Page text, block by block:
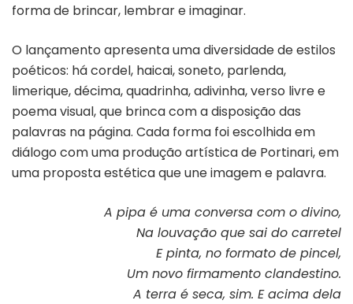
forma de brincar, lembrar e imaginar.
O lançamento apresenta uma diversidade de estilos
poéticos: há cordel, haicai, soneto, parlenda,
limerique, décima, quadrinha, adivinha, verso livre e
poema visual, que brinca com a disposição das
palavras na página. Cada forma foi escolhida em
diálogo com uma produção artística de Portinari, em
uma proposta estética que une imagem e palavra.
A pipa é uma conversa com o divino,
Na louvação que sai do carretel
E pinta, no formato de pincel,
Um novo firmamento clandestino.
A terra é seca, sim. E acima dela